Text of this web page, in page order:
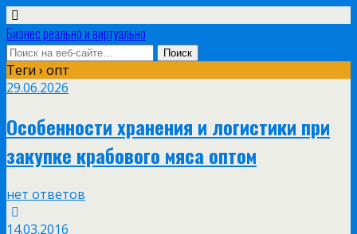
Бизнес реально и виртуально
Теги › опт
29.06.2026
Особенности хранения и логистики при
закупке крабового мяса оптом
нет ответов
14.03.2016